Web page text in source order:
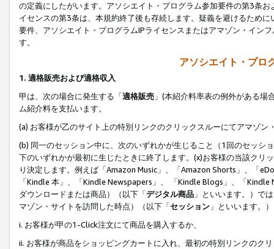
の定義にしたがいます。アソシエイト・プログラム参加要件の第3条
イセンスの第3条は、本規約終了後も存続します。疑義を避けるため
要件、アソシエイト・プログラムIPライセンスまたはアマゾン・イン
す。
アソシエイト・プロ
1. 適格販売および適格収入
甲は、次の場合に発生する「適格販売 」(本紹介料率表の例外がある
ム紹介料を支払います。
(a) お客様が乙のサイト上の特別リンクのクリックスルーにてアマゾン
(b) 同一のセッション中に、次のいずれかが生じること（1回のセッシ
下のいずれかが最初に生じたときに終了します。(x)お客様の当該ク
り決定します。例えば「Amazon Music」、「Amazon Shorts」、「
「Kindle 本」、「Kindle Newspapers」、 「Kindle Blogs」、「
ダウンロードまたは商品）（以下「デジタル商品 」といいます。）で
マゾン・サイトを訪問した時点）（以下「セッション 」といいます。
i. お客様が甲の1-Click注文にて商品を購入するか、
ii. お客様が商品をショッピングカートに入れ、最初の特別リンクのク